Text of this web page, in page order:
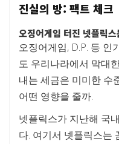
진실의 방: 팩트 체크
오징어게임 터진 넷플릭스
오징어게임, D.P. 등 인
도 우리나라에서 막대
내는 세금은 미미한 수
어떤 영향을 줄까.
넷플릭스가 지난해 국
다. 여기서 넷플릭스는